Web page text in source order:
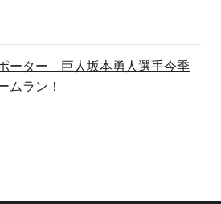
ーター 巨人坂本勇人選手今季
ムラン！